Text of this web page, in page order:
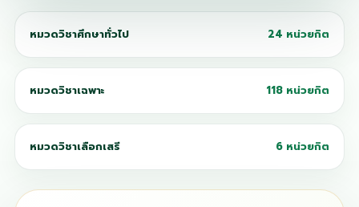
หมวดวิชาศึกษาทั่วไป 24 หน่วยกิต
หมวดวิชาเฉพาะ 118 หน่วยกิต
หมวดวิชาเลือกเสรี 6 หน่วยกิต